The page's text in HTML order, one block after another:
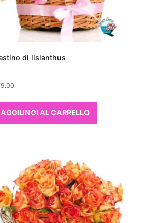
di lisianthus
AGGIUNGI AL CARRELLO
di
aria in
facilità
e
non solo
che
un tocco